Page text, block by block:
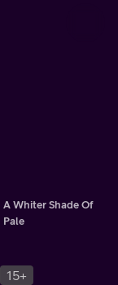
A Whiter Shade Of
Pale
15+